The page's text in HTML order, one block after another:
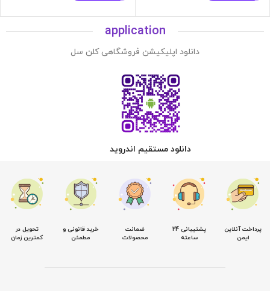
application
دانلود اپلیکیشن فروشگاهی کلن سل
دانلود مستقیم اندروید
پرداخت آنلاین
ایمن
پشتیبانی 24
ساعته
ضمانت
محصولات
خرید قانونی و
مطمئن
تحویل در
کمترین زمان